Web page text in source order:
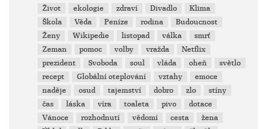
Život
ekologie zdraví Divadlo
Klima
Škola
Věda Peníze rodina
Budoucnost
Ženy
Wikipedie listopad válka
smrť
Zeman
pomoc volby vražda
Netflix
prezident
Svoboda soul vláda oheň
světlo
recept
Globální oteplování vztahy
emoce
naděje
osud tajemství dobro zlo
stíny
čas
láska víra toaleta pivo
dotace
Vánoce
rozhodnutí vědomí cesta
žena